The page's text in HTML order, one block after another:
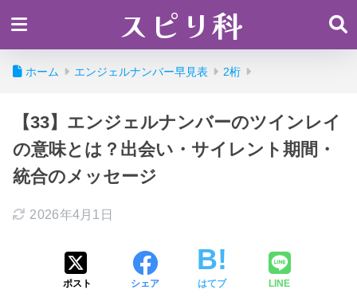
スピリ科
ホーム エンジェルナンバー早見表 2桁
【33】エンジェルナンバーのツインレイ
の意味とは？出会い・サイレント期間・
統合のメッセージ
2026年4月1日
ポスト シェア はてブ LINE